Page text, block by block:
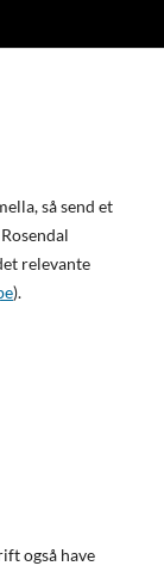
så send et
relevante
).
også have